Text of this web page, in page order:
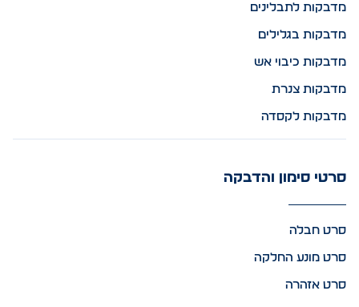
מדבקות לתבלינים
מדבקות בגלילים
מדבקות כיבוי אש
מדבקות צנרת
מדבקות לקסדה
סרטי סימון והדבקה
סרט חבלה
סרט מונע החלקה
סרט אזהרה